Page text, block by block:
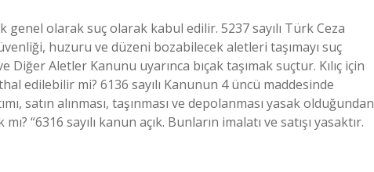
genel olarak suç olarak kabul edilir. 5237 sayılı Türk Ceza
huzuru ve düzeni bozabilecek aletleri taşımayı suç
Diğer Aletler Kanunu uyarınca bıçak taşımak suçtur. Kılıç için
edilebilir mi? 6136 sayılı Kanunun 4 üncü maddesinde
satın alınması, taşınması ve depolanması yasak olduğundan
“6316 sayılı kanun açık. Bunların imalatı ve satışı yasaktır.